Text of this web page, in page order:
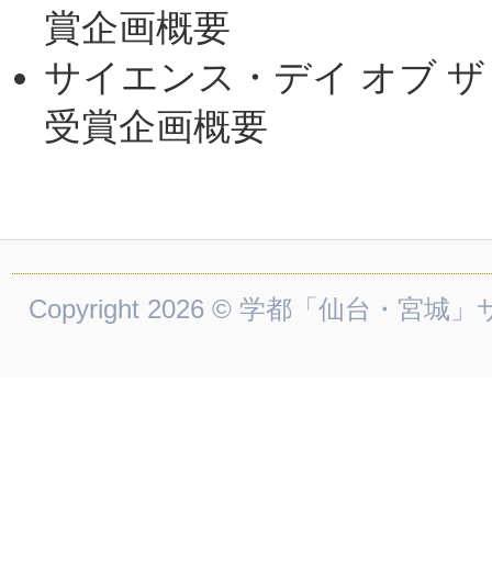
賞企画概要
サイエンス・デイ オブ
受賞企画概要
Copyright 2026 © 学都「仙台・宮城